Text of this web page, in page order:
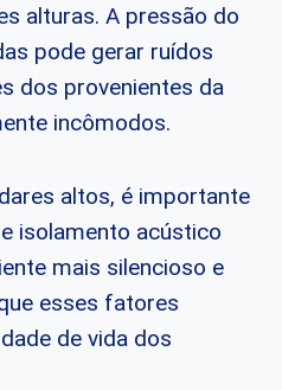
alturas. A pressão do
pode gerar ruídos
dos provenientes da
incômodos.
altos, é importante
isolamento acústico
mais silencioso e
esses fatores
de vida dos